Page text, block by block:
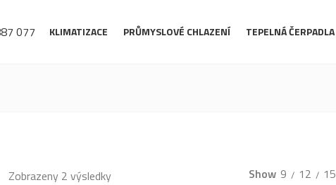
077 KLIMATIZACE PRŮMYSLOVÉ CHLAZENÍ TEPELNÁ ČERPADLA
Zobrazeny 2 výsledky Show 9 12 15